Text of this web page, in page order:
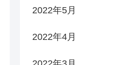
2022年5月
2022年4月